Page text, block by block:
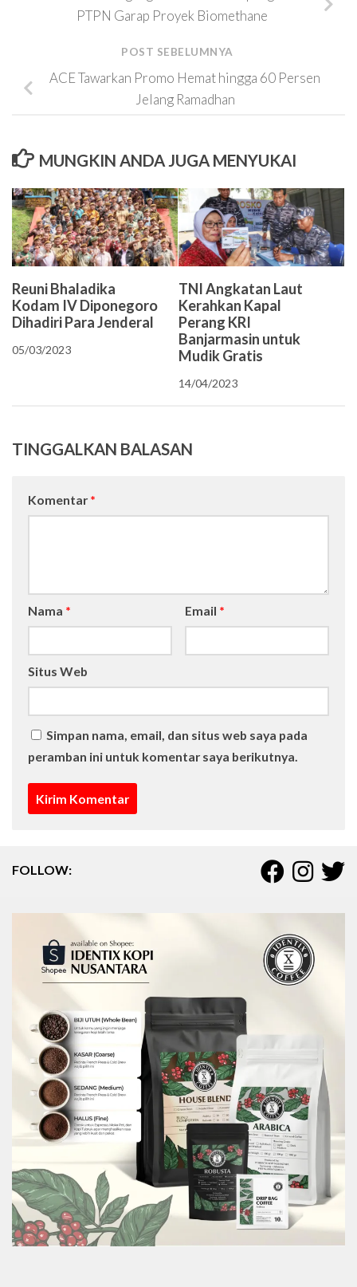
PTPN Garap Proyek Biomethane
POST SEBELUMNYA
ACE Tawarkan Promo Hemat hingga 60 Persen
Jelang Ramadhan
MUNGKIN ANDA JUGA MENYUKAI
Reuni Bhaladika
Kodam IV Diponegoro
Dihadiri Para Jenderal
05/03/2023
TNI Angkatan Laut
Kerahkan Kapal
Perang KRI
Banjarmasin untuk
Mudik Gratis
14/04/2023
TINGGALKAN BALASAN
Komentar *
Nama * Email *
Situs Web
Simpan nama, email, dan situs web saya pada
peramban ini untuk komentar saya berikutnya.
FOLLOW: